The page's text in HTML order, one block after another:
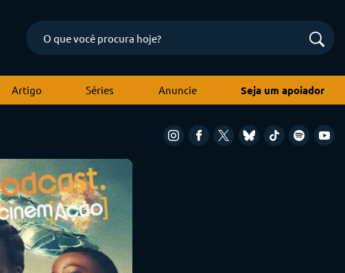
Artigo Séries Anuncie Seja um apoiador